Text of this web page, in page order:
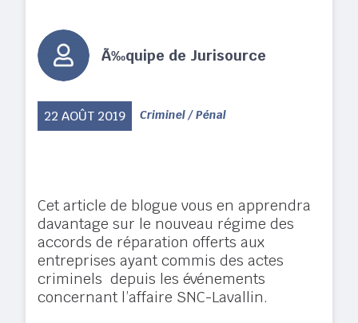
Ã‰quipe de Jurisource
22 AOÛT 2019 Criminel / Pénal
Cet article de blogue vous en apprendra
davantage sur le nouveau régime des
accords de réparation offerts aux
entreprises ayant commis des actes
criminels depuis les événements
concernant l’affaire SNC-Lavallin.